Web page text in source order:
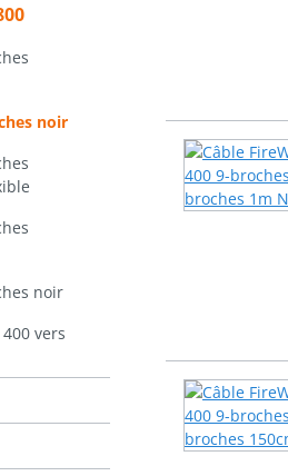
noir
noir
vers